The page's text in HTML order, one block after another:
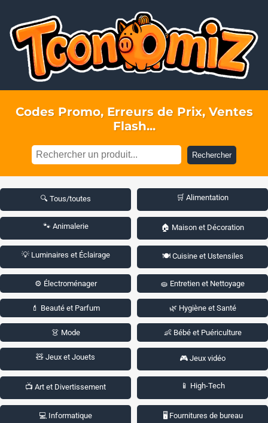
Codes Promo, Erreurs de Prix, Ventes
Flash...
Rechercher
🔍 Tous/toutes 🛒 Alimentation
🐾 Animalerie 🏠 Maison et Décoration
💡 Luminaires et Éclairage 🍽️ Cuisine et Ustensiles
⚙️ Électroménager 🧽 Entretien et Nettoyage
💄 Beauté et Parfum 🌿 Hygiène et Santé
👗 Mode 👶 Bébé et Puériculture
🧸 Jeux et Jouets 🎮 Jeux vidéo
📺 Art et Divertissement 📱 High-Tech
💻 Informatique 🖥️ Fournitures de bureau